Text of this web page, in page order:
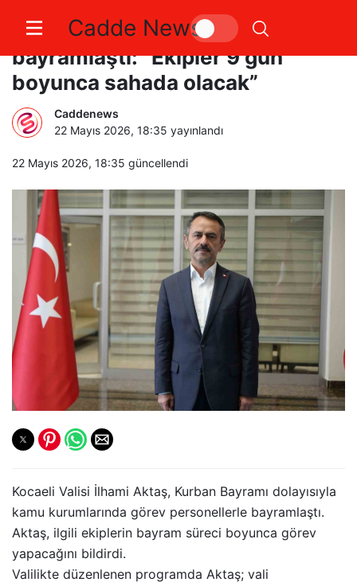
Cadde News
Vali Aktaş, kamu personeliyle
bayramlaştı: “Ekipler 9 gün
boyunca sahada olacak”
Caddenews
22 Mayıs 2026, 18:35 yayınlandı
22 Mayıs 2026, 18:35 güncellendi
Kocaeli Valisi İlhami Aktaş, Kurban Bayramı dolayısıyla
kamu kurumlarında görev personellerle bayramlaştı.
Aktaş, ilgili ekiplerin bayram süreci boyunca görev
yapacağını bildirdi.
Valilikte düzenlenen programda Aktaş; vali